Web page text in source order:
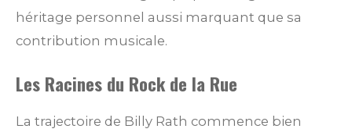
héritage personnel aussi marquant que sa
contribution musicale.
Les Racines du Rock de la Rue
La trajectoire de Billy Rath commence bien